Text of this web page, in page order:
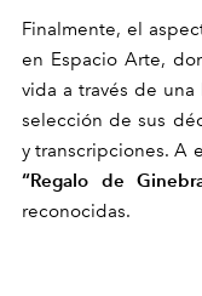
Finalmente, el
en Espacio Arte,
vida a través de una
selección de sus
ytranscripciones. A
“Regalo de
reconocidas.